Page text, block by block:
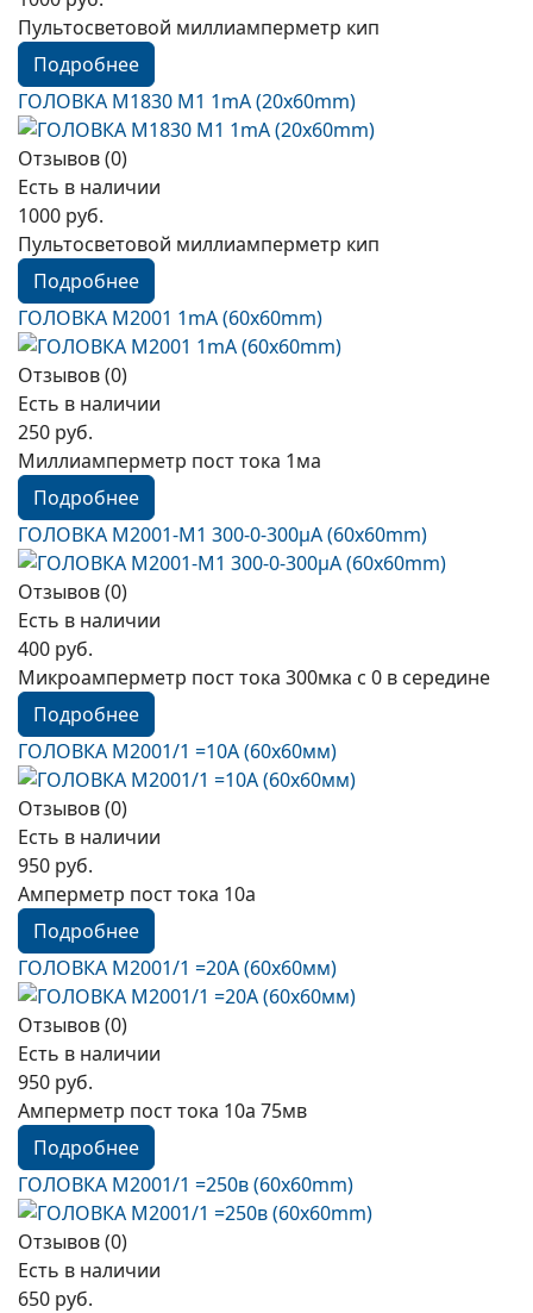
Пультосветовой миллиамперметр кип
Подробнее
ГОЛОВКА М1830 М1 1mA (20x60mm)
Отзывов (0)
Есть в наличии
1000 руб.
Пультосветовой миллиамперметр кип
Подробнее
ГОЛОВКА М2001 1mА (60x60mm)
Отзывов (0)
Есть в наличии
250 руб.
Миллиамперметр пост тока 1ма
Подробнее
ГОЛОВКА М2001-М1 300-0-300µА (60x60mm)
Отзывов (0)
Есть в наличии
400 руб.
Микроамперметр пост тока 300мка с 0 в середине
Подробнее
ГОЛОВКА М2001/1 =10А (60х60мм)
Отзывов (0)
Есть в наличии
950 руб.
Амперметр пост тока 10а
Подробнее
ГОЛОВКА М2001/1 =20А (60х60мм)
Отзывов (0)
Есть в наличии
950 руб.
Амперметр пост тока 10а 75мв
Подробнее
ГОЛОВКА М2001/1 =250в (60x60mm)
Отзывов (0)
Есть в наличии
650 руб.